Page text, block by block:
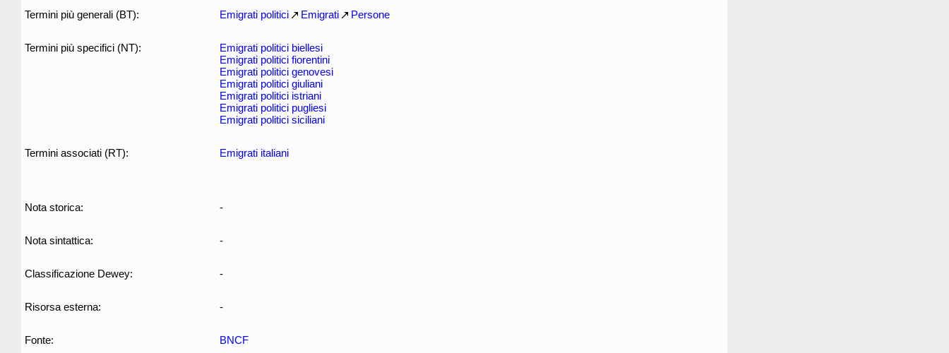
Termini più generali (BT): Emigrati politici Emigrati Persone
Termini più specifici (NT):
Emigrati politici biellesi
Emigrati politici fiorentini
Emigrati politici genovesi
Emigrati politici giuliani
Emigrati politici istriani
Emigrati politici pugliesi
Emigrati politici siciliani
Termini associati (RT): Emigrati italiani
Nota storica: -
Nota sintattica: -
Classificazione Dewey: -
Risorsa esterna: -
Fonte: BNCF